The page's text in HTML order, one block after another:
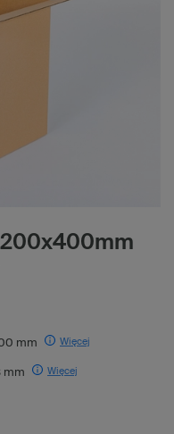
mm Więcej
mm Więcej